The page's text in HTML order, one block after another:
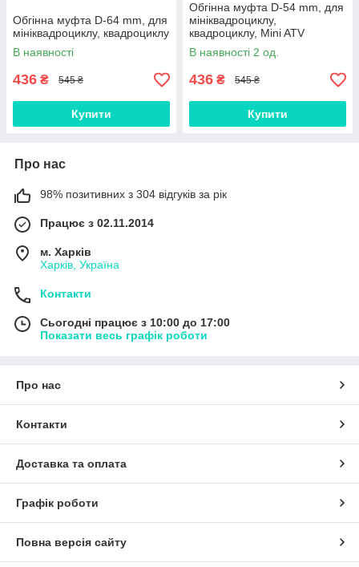
Обгінна муфта D-64 mm, для
мініквадроциклу, квадроциклу
В наявності
436 ₴ 545 ₴
Купити
Обгінна муфта D-54 mm, для
мініквадроциклу,
квадроциклу, Mini ATV
В наявності 2 од.
436 ₴ 545 ₴
Купити
Про нас
98% позитивних з 304 відгуків за рік
Працює з 02.11.2014
м. Харків
Харків, Україна
Контакти
Сьогодні працює з 10:00 до 17:00
Показати весь графік роботи
Про нас
Контакти
Доставка та оплата
Графік роботи
Повна версія сайту